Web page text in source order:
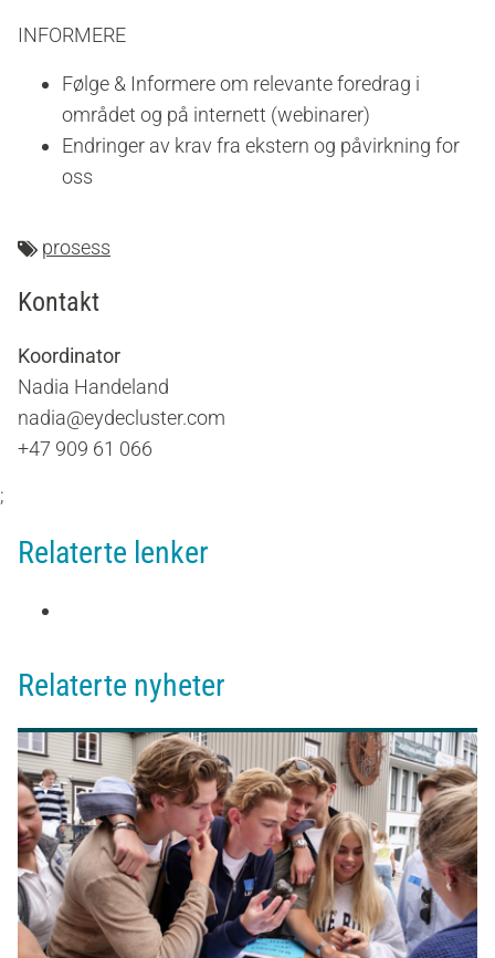
INFORMERE
Følge & Informere om relevante foredrag i
området og på internett (webinarer)
Endringer av krav fra ekstern og påvirkning for
oss
prosess
Kontakt
Koordinator
Nadia Handeland
nadia@eydecluster.com
+47 909 61 066
;
Relaterte lenker
Relaterte nyheter